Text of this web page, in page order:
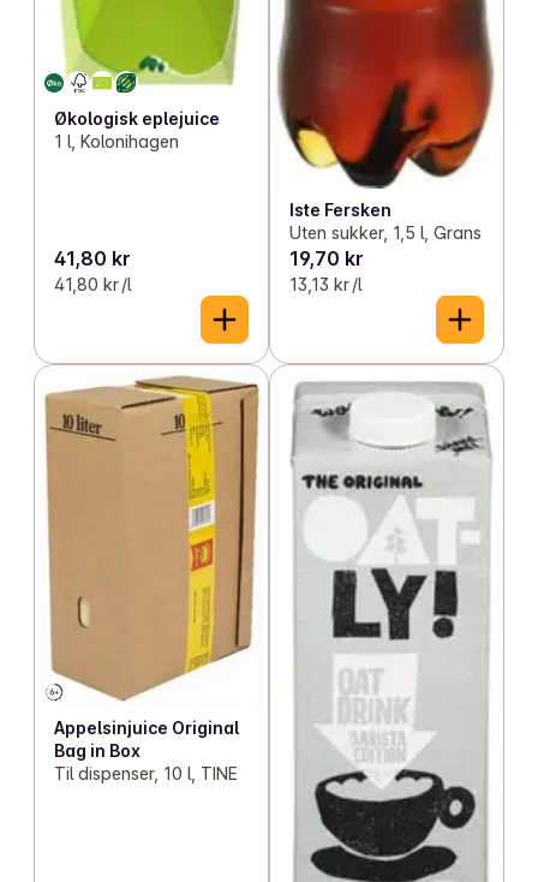
Økologisk eplejuice
1 l, Kolonihagen
41,80 kr
41,80 kr /l
Iste Fersken
Uten sukker, 1,5 l, Grans
19,70 kr
13,13 kr /l
Appelsinjuice Original
Bag in Box
Til dispenser, 10 l, TINE